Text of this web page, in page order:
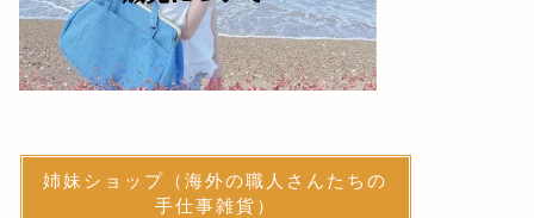
姉妹ショップ（海外の職人さんたちの
手仕事雑貨）